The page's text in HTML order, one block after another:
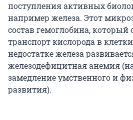
поступления активных
например железа. Этот
состав гемоглобина, который
транспорт кислорода в
недостатке железа
железодефицитная анемия
замедление умственного и
развития).